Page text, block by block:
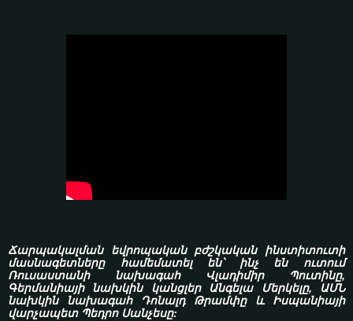
Ճարպակալման եվրոպական բժշկական ինստիտուտի
մասնագետները համեմատել են՝ ինչ են ուտում
Ռուսաստանի նախագահ Վլադիմիր Պուտինը,
Գերմանիայի նախկին կանցլեր Անգելա Մերկելը, ԱՄՆ
նախկին նախագահ Դոնալդ Թրամփը և Իսպանիայի
վարչապետ Պեդրո Սանչեսը: